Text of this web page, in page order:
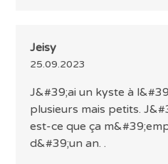
Jeisy
25.09.2023
J&#39;ai un kyste à
plusieurs mais petits.
est-ce que ça
d&#39;un an. .